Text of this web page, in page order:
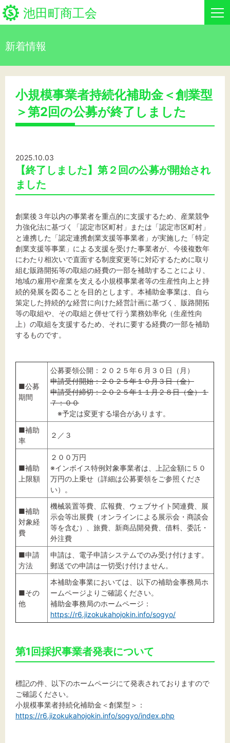
池田町商工会
事業者・創業者の方へ
お問い合わせ
文字サイズ
標準 拡大
背景色
新着情報
小規模事業者持続化補助金＜創業型
＞第2回の公募が終了しました
2025.10.03
【終了しました】第２回の公募が開始され
ました
創業後３年以内の事業者を重点的に支援するため、産業競争
力強化法に基づく「認定市区町村」または「認定市区町村」
と連携した「認定連携創業支援等事業者」が実施した「特定
創業支援等事業」による支援を受けた事業者が、今後複数年
にわたり相次いで直面する制度変更等に対応するために取り
組む販路開拓等の取組の経費の一部を補助することにより、
地域の雇用や産業を支える小規模事業者等の生産性向上と持
続的発展を図ることを目的とします。本補助金事業は、自ら
策定した持続的な経営に向けた経営計画に基づく、販路開拓
等の取組や、その取組と併せて行う業務効率化（生産性向
上）の取組を支援するため、それに要する経費の一部を補助
するものです。
■公募
期間
公募要領公開：２０２５年６月３０日（月）
申請受付開始：２０２５年１０月３日（金）
申請受付締切：２０２５年１１月２８日（金）１
７：００
※予定は変更する場合があります。
■補助
率
２／３
■補助
上限額
２００万円
※インボイス特例対象事業者は、上記金額に５０
万円の上乗せ（詳細は公募要領をご参照くださ
い）。
■補助
対象経
費
機械装置等費、広報費、ウェブサイト関連費、展
示会等出展費（オンラインによる展示会・商談会
等を含む）、旅費、新商品開発費、借料、委託・
外注費
■申請
方法
申請は、電子申請システムでのみ受け付けます。
郵送での申請は一切受け付けません。
■その
他
本補助金事業においては、以下の補助金事務局ホ
ームページよりご確認ください。
補助金事務局のホームページ：
https://r6.jizokukahojokin.info/sogyo/
第1回採択事業者発表について
標記の件、以下のホームページにて発表されておりますので
ご確認ください。
小規模事業者持続化補助金＜創業型＞：
https://r6.jizokukahojokin.info/sogyo/index.php